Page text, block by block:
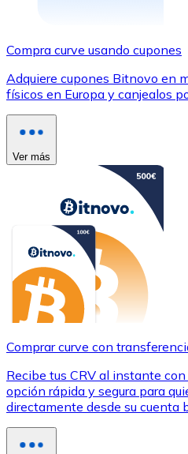
Compra curve usando cupones
Adquiere cupones Bitnovo en
físicos en Europa y canjealos
Ver más
Comprar curve con
Recibe tus CRV al instante
opción rápida y segura para
directamente desde su cuenta